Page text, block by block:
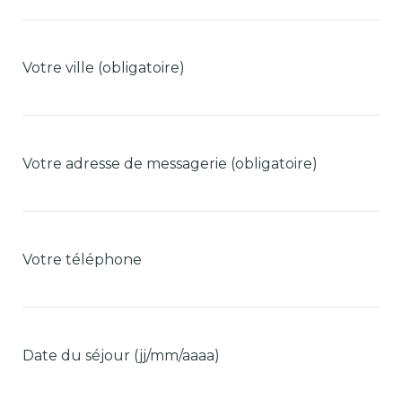
Votre ville (obligatoire)
Votre adresse de messagerie (obligatoire)
Votre téléphone
Date du séjour (jj/mm/aaaa)